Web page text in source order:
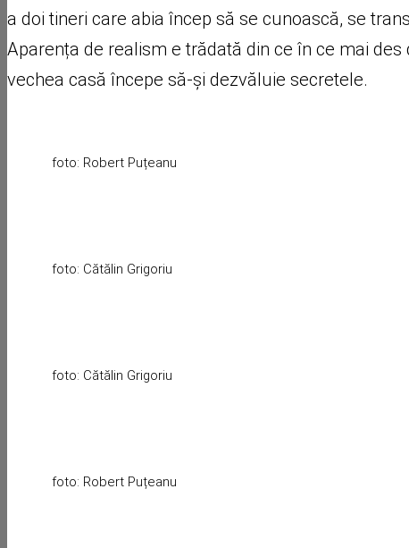
a doi tineri care abia încep să se cunoască, se
Aparența de realism e trădată din ce în ce mai
vechea casă începe să-și dezvăluie secretele.
foto: Robert Puțeanu
foto: Cătălin Grigoriu
foto: Cătălin Grigoriu
foto: Robert Puțeanu